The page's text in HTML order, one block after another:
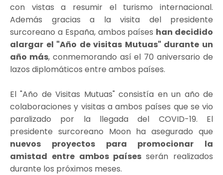
con vistas a resumir el turismo internacional.
Además gracias a la visita del presidente
surcoreano a España, ambos países han decidido
alargar el "Año de visitas Mutuas" durante un
año más, conmemorando así el 70 aniversario de
lazos diplomáticos entre ambos países.
El "Año de Visitas Mutuas" consistía en un año de
colaboraciones y visitas a ambos países que se vio
paralizado por la llegada del COVID-19. El
presidente surcoreano Moon ha asegurado que
nuevos proyectos para promocionar la
amistad entre ambos paísesserán realizados
durante los próximos meses.